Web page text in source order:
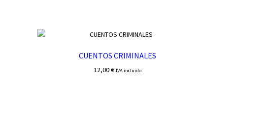
CUENTOS CRIMINALES
12,00€ IVA incluido